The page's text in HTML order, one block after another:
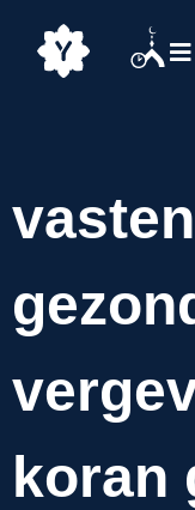
koran